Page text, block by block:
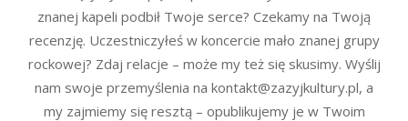
znanej kapeli podbił Twoje serce? Czekamy na Twoją
recenzję. Uczestniczyłeś w koncercie mało znanej grupy
rockowej? Zdaj relacje – może my też się skusimy. Wyślij
nam swoje przemyślenia na kontakt@zazyjkultury.pl, a
my zajmiemy się resztą – opublikujemy je w Twoim